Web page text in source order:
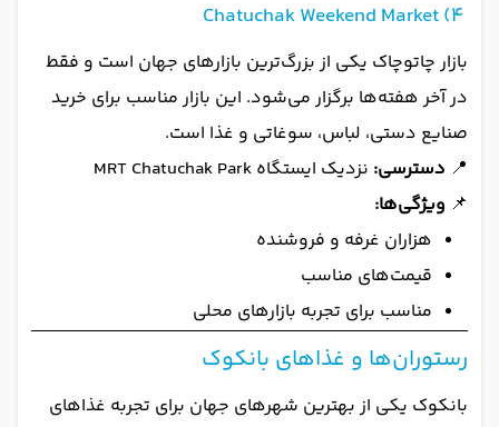
بازار چاتوچاک یکی از بزرگ‌ترین بازارهای جهان است و فقط
در آخر هفته‌ها برگزار می‌شود. این بازار مناسب برای خرید
صنایع دستی، لباس، سوغاتی و غذا است.
📍 دسترسی: نزدیک ایستگاه MRT Chatuchak Park
📌 ویژگی‌ها:
هزاران غرفه و فروشنده
قیمت‌های مناسب
مناسب برای تجربه بازارهای محلی
رستوران‌ها و غذاهای بانکوک
بانکوک یکی از بهترین شهرهای جهان برای تجربه غذاهای